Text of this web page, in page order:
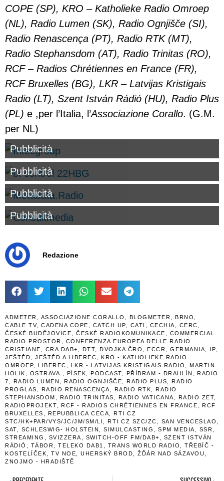
COPE (SP), KRO – Katholieke Radio Omroep
(NL), Radio Lumen (SK), Radio Ognjišče (SI),
Radio Renascença (PT), Radio RTK (MT),
Radio Stephansdom (AT), Radio Trinitas (RO),
RCF – Radios Chrétiennes en France (FR),
RCF Bruxelles (BG), LKR – Latvijas Kristigais
Radio (LT), Szent István Rádió (HU), Radio Plus
(PL) e ,per l’Italia, l’Associazione Corallo. (G.M.
per NL)
Pubblicità
Pubblicità
Pubblicità
Pubblicità
Redazione
ADMETER ASSOCIAZIONE CORALLO BLOGMETER BRNO
CABLE TV, CADENA COPE CATCH UP CATI CECHIA CERC
ČESKÉ BUDĚJOVICE
ČESKÉ RADIOKOMUNIKACE
COMMERCIAL
RADIO PROSTOR
CONFERENZA EUROPEA DELLE RADIO
CRISTIANE
CRA DAB+ DTT DVOJKA ČRO ECCR GERMANIA IP
JEŠTĚD
JEŠTĚD A LIBEREC
KRO - KATHOLIEKE RADIO
OMROEP
LIBEREC LKR - LATVIJAS KRISTIGAIS RADIO
MARTIN
HOLIK
OSTRAVA. PÍSEK PODCAST PŘÍBRAM - DRAHLÍN
RADIO
7
RADIO LUMEN RADIO OGNJIŠČE RADIO PLUS
RADIO
PROGLAS
RADIO RENASCENÇA RADIO RTK
RADIO
STEPHANSDOM
RADIO TRINITAS RADIO VATICANA RADIO ZET
RADIOPROJEKT
RCF - RADIOS CHRÉTIENNES EN FRANCE
RCF
BRUXELLES
REPUBBLICA CECA
RTI CZ
STC/HK+PAR/VYS/JC/JM/SM/LI
RTI CZ SZC/ZC SAN VENCESLAO
SAT
SCHLESWIG- HOLSTEIN SIMULCASTING SPM MEDIA SSR
STREAMING
SVIZZERA SWITCH-OFF FM/DAB+
SZENT ISTVÁN
RÁDIÓ
TÁBOR TELEKO DAB1 TRANS WORLD RADIO
TŘEBÍČ -
KOSTELÍČEK
TV NOE UHERSKÝ BROD ŽĎÁR NAD SÁZAVOU
ZNOJMO - HRADIŠTĚ